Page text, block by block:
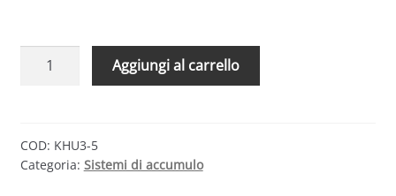
INVERTER
3
Aggiungi al carrello
COD: KHU3-5
Categoria: Sistemi di accumulo